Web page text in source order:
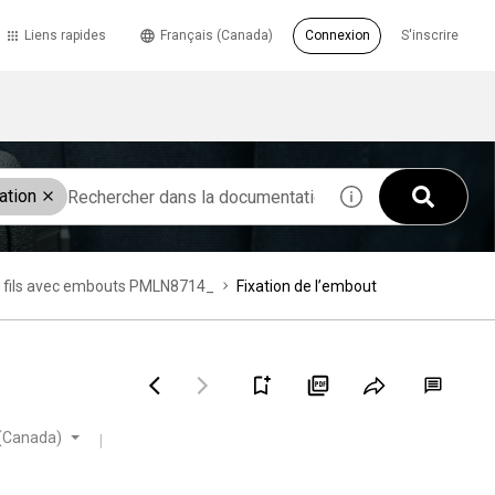
Liens rapides S'inscrire
Français (Canada) Connexion
avec embouts PMLN8714_ Fixation de l’embout